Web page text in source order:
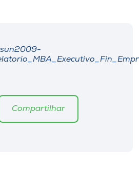
Compartilhar